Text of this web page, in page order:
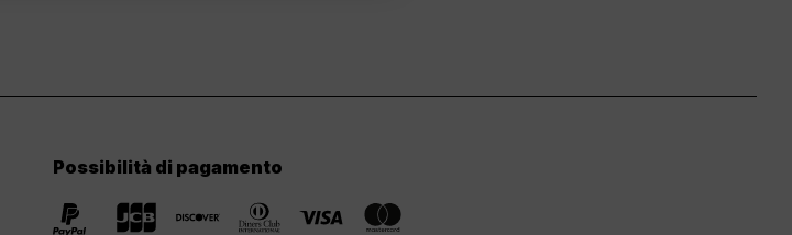
Possibilità di pagamento